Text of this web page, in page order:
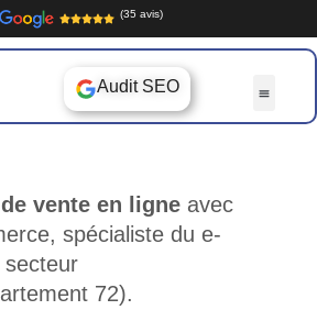
(35 avis)
Audit SEO
vente en ligne avec
spécialiste du e-
72).